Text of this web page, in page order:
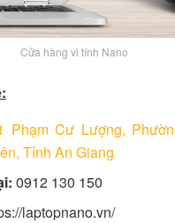
Cửa hàng vi tính Nano
Phạm Cư Lượng,
Tỉnh An Giang
0912 130 150
laptopnano.vn/